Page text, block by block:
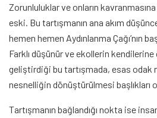
Zorunluluklar ve onların
eski. Bu tartışmanın ana akım
hemen hemen Aydınlanma Çağı’nın
Farklı düşünür ve ekollerin kendilerine
geliştirdiği bu tartışmada, esas odak
nesnelliğin dönüştürülmesi başlıkları
Tartışmanın bağlandığı nokta ise